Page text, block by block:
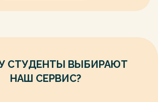
– 2006. – №12 – С. 52 – 55.
– Уфа: УНИ, 1994. – 128 с.
СТУДЕНТЫ ВЫБИРАЮТ
НАШ СЕРВИС?